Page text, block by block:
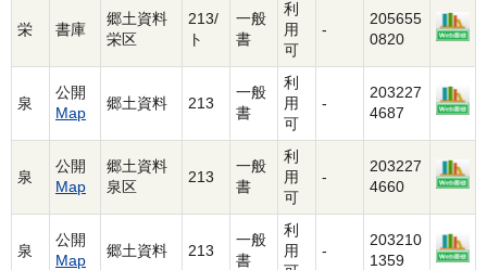
栄 書庫
郷土資料
栄区
213/
ト
一般
書
利
用
可
-
205655
0820
泉
公開
Map
郷土資料 213
一般
書
利
用
可
-
203227
4687
泉
公開
Map
郷土資料
泉区
213
一般
書
利
用
可
-
203227
4660
泉
公開
Map
郷土資料 213
一般
書
利
用
-
203210
1359